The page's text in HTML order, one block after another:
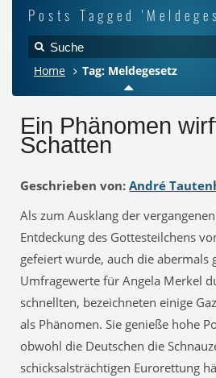
Posts Tagged
Home Tag: Meldegesetz
Ein Phänomen
Schatten
Geschrieben von: André
Als zum Ausklang der
Entdeckung des Gottesteilchens
gefeiert wurde, auch die abermals
Umfragewerte für Angela Merkel
schnellten, bezeichneten einige
als Phänomen. Sie genieße hohe
obwohl die Deutschen die
schicksalsträchtigen Eurorettung